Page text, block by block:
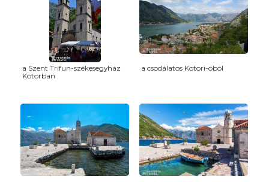
a Szent Trifun-székesegyház
Kotorban
a csodálatos Kotori-öböl